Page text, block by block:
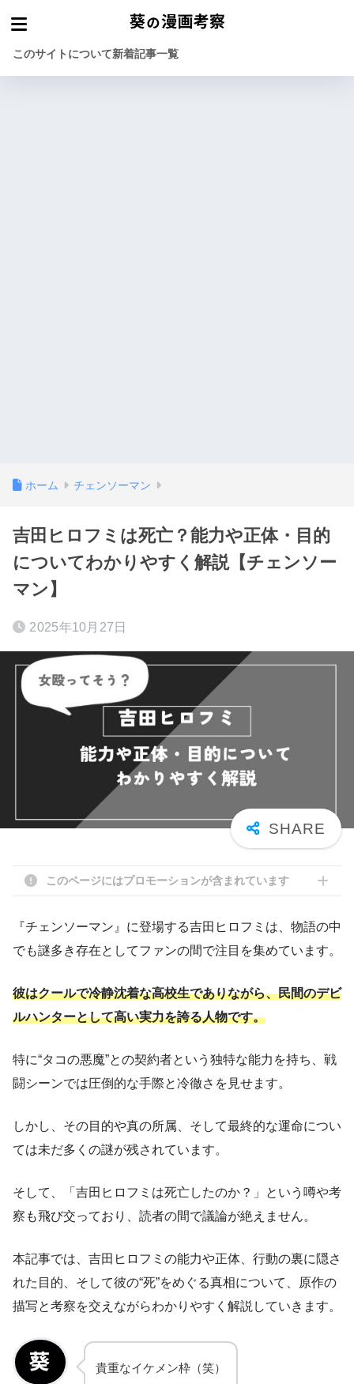
このサイトについて新着記事一覧
ホーム チェンソーマン
吉田ヒロフミは死亡？能力や正体・目的
についてわかりやすく解説【チェンソー
マン】
2025年10月27日
このページにはプロモーションが含まれています
『チェンソーマン』に登場する吉田ヒロフミは、物語の中
でも謎多き存在としてファンの間で注目を集めています。
彼はクールで冷静沈着な高校生でありながら、民間のデビ
ルハンターとして高い実力を誇る人物です。
特に“タコの悪魔”との契約者という独特な能力を持ち、戦
闘シーンでは圧倒的な手際と冷徹さを見せます。
しかし、その目的や真の所属、そして最終的な運命につい
ては未だ多くの謎が残されています。
そして、「吉田ヒロフミは死亡したのか？」という噂や考
察も飛び交っており、読者の間で議論が絶えません。
本記事では、吉田ヒロフミの能力や正体、行動の裏に隠さ
れた目的、そして彼の“死”をめぐる真相について、原作の
描写と考察を交えながらわかりやすく解説していきます。
貴重なイケメン枠（笑）